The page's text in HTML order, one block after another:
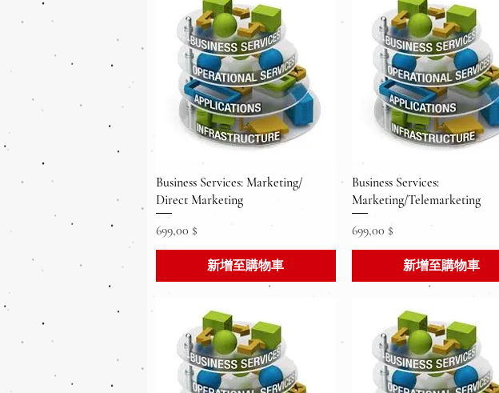
快速瀏覽
Business Services: Marketing/
Direct Marketing
價格
699,00 $
新增至購物車
快速瀏覽
Business Services:
Marketing/Telemarketing
價格
699,00 $
新增至購物車